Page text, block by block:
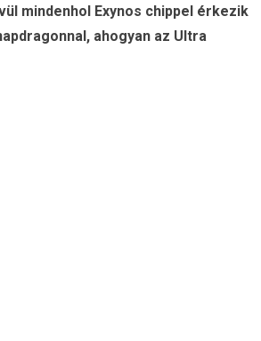
mindenhol Exynos chippel érkezik
ahogyan az Ultra